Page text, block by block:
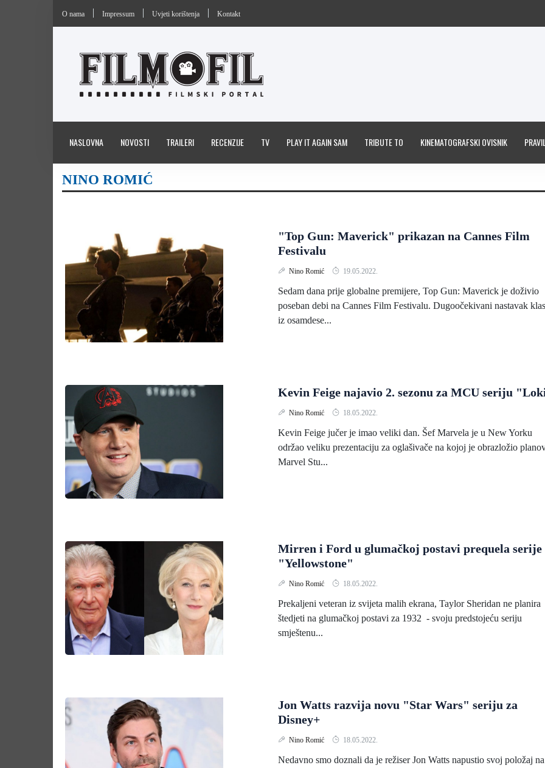
O nama Impressum Uvjeti korištenja Kontakt
NASLOVNA NOVOSTI TRAILERI RECENZIJE TV PLAY IT AGAIN SAM TRIBUTE TO KINEMATOGRAFSKI OVISNIK
NINO ROMIĆ
"Top Gun: Maverick" prikazan na Cannes Film
Festivalu
Nino Romić 19.05.2022.
Sedam dana prije globalne premijere, Top Gun: Maverick je doživio
poseban debi na Cannes Film Festivalu. Dugoočekivani nastavak
iz osamdese...
Kevin Feige najavio 2. sezonu za MCU seriju
Nino Romić 18.05.2022.
Kevin Feige jučer je imao veliki dan. Šef Marvela je u New Yorku
održao veliku prezentaciju za oglašivače na kojoj je obrazložio
Marvel Stu...
Mirren i Ford u glumačkoj postavi prequela serije
"Yellowstone"
Nino Romić 18.05.2022.
Prekaljeni veteran iz svijeta malih ekrana, Taylor Sheridan ne planira
štedjeti na glumačkoj postavi za 1932 - svoju predstojeću seriju
smještenu...
Jon Watts razvija novu "Star Wars" seriju za
Disney+
Nino Romić 18.05.2022.
Nedavno smo doznali da je režiser Jon Watts napustio svoj položaj na